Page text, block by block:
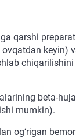
qarshi
keyin)
beta-
mumkin).
og‘rigan